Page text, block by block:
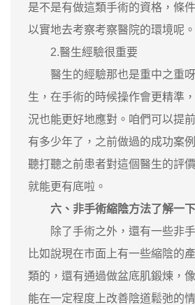
是不是有做這類手術的資格，條
以實地去考察考察醫院的環境呢。
2.醫生經驗很重要
醫生的經驗那也是重中之重呀
生，在手術的時候操作會更精準
況也能更好地應對。咱們可以提
有多少年了，之前做過的成功案
聽打聽之前患者對這個醫生的評
就能更有底啦。
六、非手術縮陰方法了解一下
除了手術之外，還有一些非手
比如說現在市面上有一些縮陰的
類的，還有通過做盆底肌鍛煉，
能在一定程度上改善陰道鬆弛的